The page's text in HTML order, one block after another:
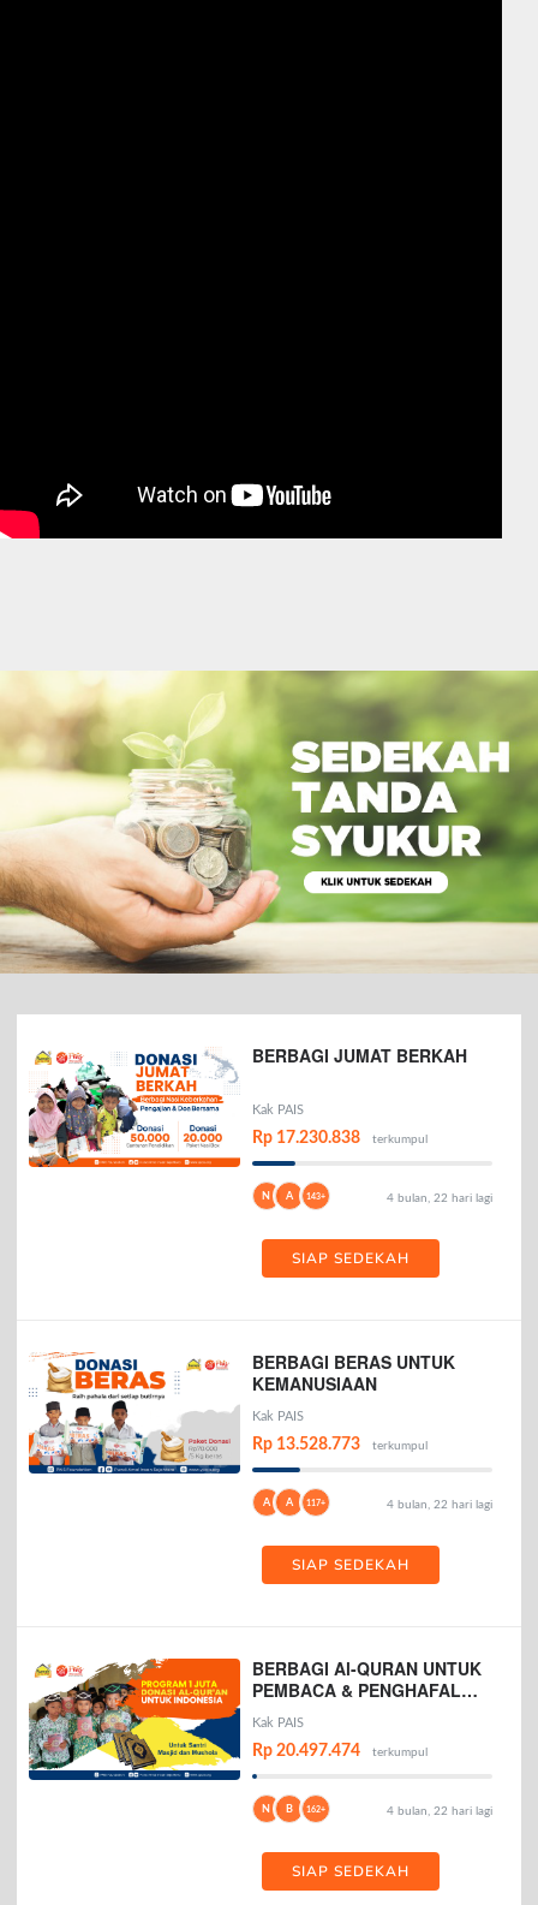
BERBAGI JUMAT BERKAH
Kak PAIS
Rp 17.230.838 terkumpul
N A 143+ 4 bulan, 22 hari lagi
SIAP SEDEKAH
BERBAGI BERAS UNTUK
KEMANUSIAAN
Kak PAIS
Rp 13.528.773 terkumpul
A A 117+ 4 bulan, 22 hari lagi
SIAP SEDEKAH
BERBAGI Al-QURAN UNTUK
PEMBACA & PENGHAFAL
AL-QURAN
Kak PAIS
Rp 20.497.474 terkumpul
N B 162+ 4 bulan, 22 hari lagi
SIAP SEDEKAH